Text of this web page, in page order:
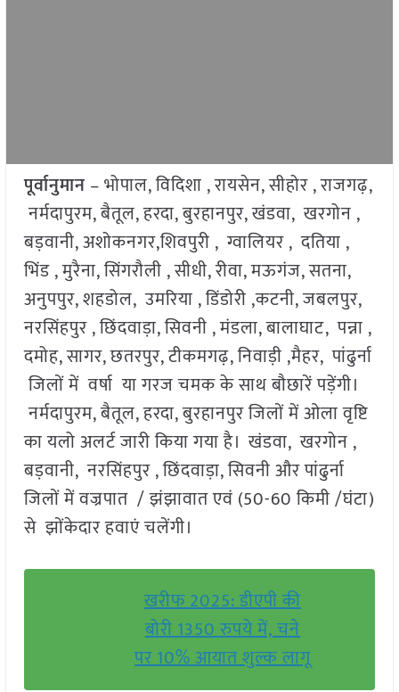
पूर्वानुमान – भोपाल, विदिशा , रायसेन, सीहोर , राजगढ़,
नर्मदापुरम, बैतूल, हरदा, बुरहानपुर, खंडवा, खरगोन ,
बड़वानी, अशोकनगर,शिवपुरी , ग्वालियर , दतिया ,
भिंड , मुरैना, सिंगरौली , सीधी, रीवा, मऊगंज, सतना,
अनुपपुर, शहडोल, उमरिया , डिंडोरी ,कटनी, जबलपुर,
नरसिंहपुर , छिंदवाड़ा, सिवनी , मंडला, बालाघाट, पन्ना ,
दमोह, सागर, छतरपुर, टीकमगढ़, निवाड़ी ,मैहर, पांढुर्ना
जिलों में वर्षा या गरज चमक के साथ बौछारें पड़ेंगी।
नर्मदापुरम, बैतूल, हरदा, बुरहानपुर जिलों में ओला वृष्टि
का यलो अलर्ट जारी किया गया है। खंडवा, खरगोन ,
बड़वानी, नरसिंहपुर , छिंदवाड़ा, सिवनी और पांढुर्ना
जिलों में वज्रपात / झंझावात एवं (50-60 किमी /घंटा)
से झोंकेदार हवाएं चलेंगी।
खरीफ 2025: डीएपी की
बोरी 1350 रुपये में, चने
पर 10% आयात शुल्क लागू